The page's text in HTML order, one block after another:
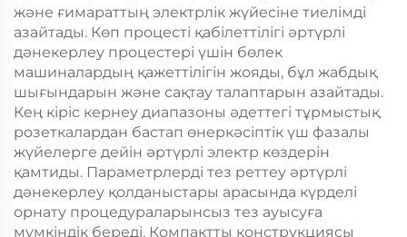
және ғимараттың электрлік жүйесіне тиелімді
азайтады. Көп процесті қабілеттілігі әртүрлі
дәнекерлеу процестері үшін бөлек
машиналардың қажеттілігін жояды, бұл жабдық
шығындарын және сақтау талаптарын азайтады.
Кең кіріс кернеу диапазоны әдеттегі тұрмыстық
розеткалардан бастап өнеркәсіптік үш фазалы
жүйелерге дейін әртүрлі электр көздерін
қамтиды. Параметрлерді тез реттеу әртүрлі
дәнекерлеу қолданыстары арасында күрделі
орнату процедураларынсыз тез ауысуға
мүмкіндік береді. Компактты конструкциясы